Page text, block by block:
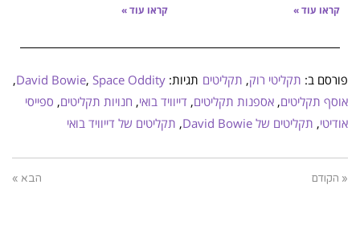
קראו עוד » קראו עוד »
פורסם ב: תקליטי רוק, תקליטים תגיות: David Bowie, Space Oddity
,
אוסף תקליטים, אספנות תקליטים, דייוויד בואי, חנויות תקליטים, ספייסי
אודיטי, תקליטים של David Bowie , תקליטים של דייוויד בואי
« הקודם הבא »